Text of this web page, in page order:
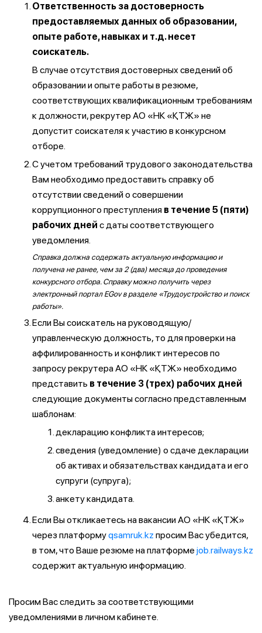
Ответственность за достоверность
предоставляемых данных об образовании,
опыте работе, навыках и т.д. несет
соискатель.
В случае отсутствия достоверных сведений об
образовании и опыте работы в резюме,
соответствующих квалификационным требованиям
к должности, рекрутер АО «НК «ҚТЖ» не
допустит соискателя к участию в конкурсном
отборе.
С учетом требований трудового законодательства
Вам необходимо предоставить справку об
отсутствии сведений о совершении
коррупционного преступления в течение 5 (пяти)
рабочих дней с даты соответствующего
уведомления.
Справка должна содержать актуальную информацию и
получена не ранее, чем за 2 (два) месяца до проведения
конкурсного отбора. Справку можно получить через
электронный портал EGov в разделе «Трудоустройство и поиск
работы».
Если Вы соискатель на руководящую/
управленческую должность, то для проверки на
аффилированность и конфликт интересов по
запросу рекрутера АО «НК «ҚТЖ» необходимо
представить в течение 3 (трех) рабочих дней
следующие документы согласно представленным
шаблонам:
декларацию конфликта интересов;
сведения (уведомление) о сдаче декларации
об активах и обязательствах кандидата и его
супруги (супруга);
анкету кандидата.
Если Вы откликаетесь на вакансии АО «НК «ҚТЖ»
через платформуqsamruk.kz просим Вас убедится,
в том, что Ваше резюме на платформе job.railways.kz
содержит актуальную информацию.
Просим Вас следить за соответствующими
уведомлениями в личном кабинете.